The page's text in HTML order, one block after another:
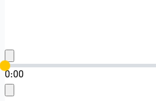
0:00